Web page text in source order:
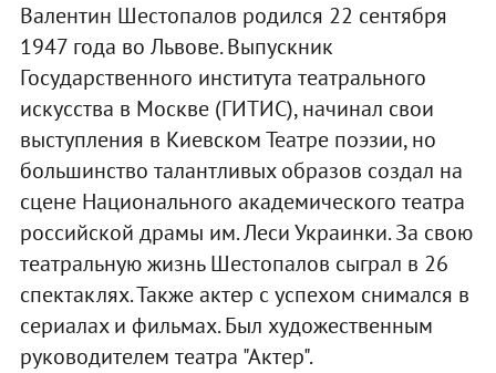
Валентин Шестопалов родился 22 сентября
1947 года во Львове. Выпускник
Государственного института театрального
искусства в Москве (ГИТИС), начинал свои
выступления в Киевском Театре поэзии, но
большинство талантливых образов создал на
сцене Национального академического театра
российской драмы им. Леси Украинки. За свою
театральную жизнь Шестопалов сыграл в 26
спектаклях. Также актер с успехом снимался в
сериалах и фильмах. Был художественным
руководителем театра "Актер".